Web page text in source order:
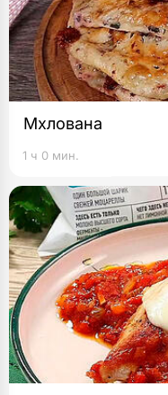
Мхлована
1 ч 0 мин.